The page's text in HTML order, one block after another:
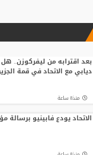
رودري يحسم قراره ويختار
تصريح رسمي يعقد مهمة
صفقة المستقبل
بعد اقترابه من ليفركوزن..
ديابي مع الاتحاد في قمة
منذ8 ساعة
الاتحاد يودع فابينيو برسالة